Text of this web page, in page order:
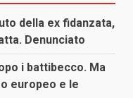
della ex fidanzata,
Denunciato
i battibecco. Ma
europeo e le